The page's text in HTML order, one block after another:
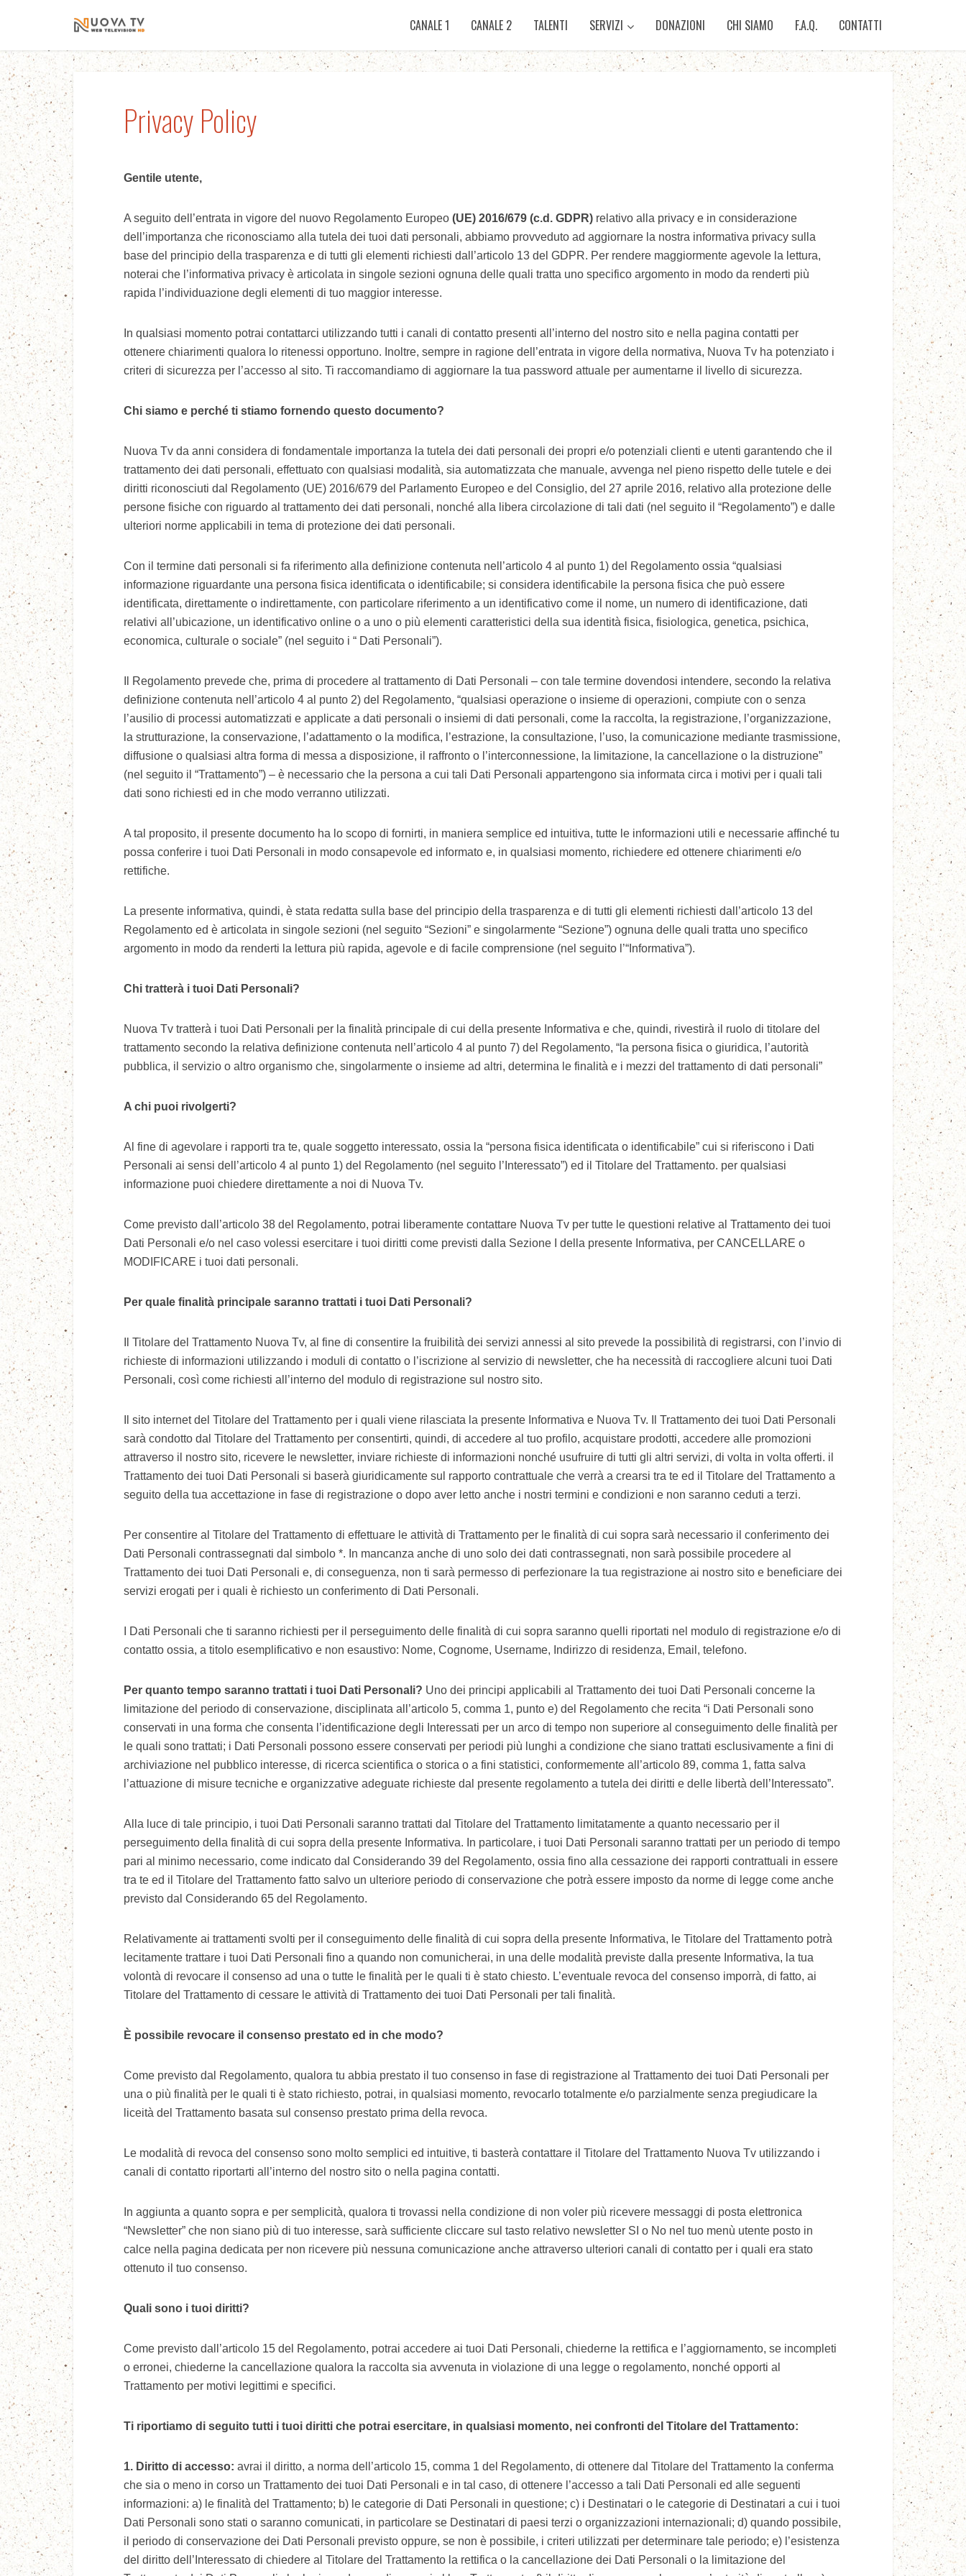
CANALE 1 CANALE 2 TALENTI SERVIZI DONAZIONI CHI SIAMO F.A.Q. CONTATTI
Privacy Policy
Gentile utente,
A seguito dell’entrata in vigore del nuovo Regolamento Europeo (UE) 2016/679 (c.d. GDPR) relativo alla privacy e in considerazione
dell’importanza che riconosciamo alla tutela dei tuoi dati personali, abbiamo provveduto ad aggiornare la nostra informativa privacy sulla
base del principio della trasparenza e di tutti gli elementi richiesti dall’articolo 13 del GDPR. Per rendere maggiormente agevole la lettura,
noterai che l’informativa privacy è articolata in singole sezioni ognuna delle quali tratta uno specifico argomento in modo da renderti più
rapida l’individuazione degli elementi di tuo maggior interesse.
In qualsiasi momento potrai contattarci utilizzando tutti i canali di contatto presenti all’interno del nostro sito e nella pagina contatti per
ottenere chiarimenti qualora lo ritenessi opportuno. Inoltre, sempre in ragione dell’entrata in vigore della normativa, Nuova Tv ha potenziato i
criteri di sicurezza per l’accesso al sito. Ti raccomandiamo di aggiornare la tua password attuale per aumentarne il livello di sicurezza.
Chi siamo e perché ti stiamo fornendo questo documento?
Nuova Tv da anni considera di fondamentale importanza la tutela dei dati personali dei propri e/o potenziali clienti e utenti garantendo che il
trattamento dei dati personali, effettuato con qualsiasi modalità, sia automatizzata che manuale, avvenga nel pieno rispetto delle tutele e dei
diritti riconosciuti dal Regolamento (UE) 2016/679 del Parlamento Europeo e del Consiglio, del 27 aprile 2016, relativo alla protezione delle
persone fisiche con riguardo al trattamento dei dati personali, nonché alla libera circolazione di tali dati (nel seguito il “Regolamento”) e dalle
ulteriori norme applicabili in tema di protezione dei dati personali.
Con il termine dati personali si fa riferimento alla definizione contenuta nell’articolo 4 al punto 1) del Regolamento ossia “qualsiasi
informazione riguardante una persona fisica identificata o identificabile; si considera identificabile la persona fisica che può essere
identificata, direttamente o indirettamente, con particolare riferimento a un identificativo come il nome, un numero di identificazione, dati
relativi all’ubicazione, un identificativo online o a uno o più elementi caratteristici della sua identità fisica, fisiologica, genetica, psichica,
economica, culturale o sociale” (nel seguito i “ Dati Personali”).
Il Regolamento prevede che, prima di procedere al trattamento di Dati Personali – con tale termine dovendosi intendere, secondo la relativa
definizione contenuta nell’articolo 4 al punto 2) del Regolamento, “qualsiasi operazione o insieme di operazioni, compiute con o senza
l’ausilio di processi automatizzati e applicate a dati personali o insiemi di dati personali, come la raccolta, la registrazione, l’organizzazione,
la strutturazione, la conservazione, l’adattamento o la modifica, l’estrazione, la consultazione, l’uso, la comunicazione mediante trasmissione,
diffusione o qualsiasi altra forma di messa a disposizione, il raffronto o l’interconnessione, la limitazione, la cancellazione o la distruzione”
(nel seguito il “Trattamento”) – è necessario che la persona a cui tali Dati Personali appartengono sia informata circa i motivi per i quali tali
dati sono richiesti ed in che modo verranno utilizzati.
A tal proposito, il presente documento ha lo scopo di fornirti, in maniera semplice ed intuitiva, tutte le informazioni utili e necessarie affinché tu
possa conferire i tuoi Dati Personali in modo consapevole ed informato e, in qualsiasi momento, richiedere ed ottenere chiarimenti e/o
rettifiche.
La presente informativa, quindi, è stata redatta sulla base del principio della trasparenza e di tutti gli elementi richiesti dall’articolo 13 del
Regolamento ed è articolata in singole sezioni (nel seguito “Sezioni” e singolarmente “Sezione”) ognuna delle quali tratta uno specifico
argomento in modo da renderti la lettura più rapida, agevole e di facile comprensione (nel seguito l’“Informativa”).
Chi tratterà i tuoi Dati Personali?
Nuova Tv tratterà i tuoi Dati Personali per la finalità principale di cui della presente Informativa e che, quindi, rivestirà il ruolo di titolare del
trattamento secondo la relativa definizione contenuta nell’articolo 4 al punto 7) del Regolamento, “la persona fisica o giuridica, l’autorità
pubblica, il servizio o altro organismo che, singolarmente o insieme ad altri, determina le finalità e i mezzi del trattamento di dati personali”
A chi puoi rivolgerti?
Al fine di agevolare i rapporti tra te, quale soggetto interessato, ossia la “persona fisica identificata o identificabile” cui si riferiscono i Dati
Personali ai sensi dell’articolo 4 al punto 1) del Regolamento (nel seguito l’Interessato”) ed il Titolare del Trattamento. per qualsiasi
informazione puoi chiedere direttamente a noi di Nuova Tv.
Come previsto dall’articolo 38 del Regolamento, potrai liberamente contattare Nuova Tv per tutte le questioni relative al Trattamento dei tuoi
Dati Personali e/o nel caso volessi esercitare i tuoi diritti come previsti dalla Sezione I della presente Informativa, per CANCELLARE o
MODIFICARE i tuoi dati personali.
Per quale finalità principale saranno trattati i tuoi Dati Personali?
Il Titolare del Trattamento Nuova Tv, al fine di consentire la fruibilità dei servizi annessi al sito prevede la possibilità di registrarsi, con l’invio di
richieste di informazioni utilizzando i moduli di contatto o l’iscrizione al servizio di newsletter, che ha necessità di raccogliere alcuni tuoi Dati
Personali, così come richiesti all’interno del modulo di registrazione sul nostro sito.
Il sito internet del Titolare del Trattamento per i quali viene rilasciata la presente Informativa e Nuova Tv. Il Trattamento dei tuoi Dati Personali
sarà condotto dal Titolare del Trattamento per consentirti, quindi, di accedere al tuo profilo, acquistare prodotti, accedere alle promozioni
attraverso il nostro sito, ricevere le newsletter, inviare richieste di informazioni nonché usufruire di tutti gli altri servizi, di volta in volta offerti. il
Trattamento dei tuoi Dati Personali si baserà giuridicamente sul rapporto contrattuale che verrà a crearsi tra te ed il Titolare del Trattamento a
seguito della tua accettazione in fase di registrazione o dopo aver letto anche i nostri termini e condizioni e non saranno ceduti a terzi.
Per consentire al Titolare del Trattamento di effettuare le attività di Trattamento per le finalità di cui sopra sarà necessario il conferimento dei
Dati Personali contrassegnati dal simbolo *. In mancanza anche di uno solo dei dati contrassegnati, non sarà possibile procedere al
Trattamento dei tuoi Dati Personali e, di conseguenza, non ti sarà permesso di perfezionare la tua registrazione ai nostro sito e beneficiare dei
servizi erogati per i quali è richiesto un conferimento di Dati Personali.
I Dati Personali che ti saranno richiesti per il perseguimento delle finalità di cui sopra saranno quelli riportati nel modulo di registrazione e/o di
contatto ossia, a titolo esemplificativo e non esaustivo: Nome, Cognome, Username, Indirizzo di residenza, Email, telefono.
Per quanto tempo saranno trattati i tuoi Dati Personali? Uno dei principi applicabili al Trattamento dei tuoi Dati Personali concerne la
limitazione del periodo di conservazione, disciplinata all’articolo 5, comma 1, punto e) del Regolamento che recita “i Dati Personali sono
conservati in una forma che consenta l’identificazione degli Interessati per un arco di tempo non superiore al conseguimento delle finalità per
le quali sono trattati; i Dati Personali possono essere conservati per periodi più lunghi a condizione che siano trattati esclusivamente a fini di
archiviazione nel pubblico interesse, di ricerca scientifica o storica o a fini statistici, conformemente all’articolo 89, comma 1, fatta salva
l’attuazione di misure tecniche e organizzative adeguate richieste dal presente regolamento a tutela dei diritti e delle libertà dell’Interessato”.
Alla luce di tale principio, i tuoi Dati Personali saranno trattati dal Titolare del Trattamento limitatamente a quanto necessario per il
perseguimento della finalità di cui sopra della presente Informativa. In particolare, i tuoi Dati Personali saranno trattati per un periodo di tempo
pari al minimo necessario, come indicato dal Considerando 39 del Regolamento, ossia fino alla cessazione dei rapporti contrattuali in essere
tra te ed il Titolare del Trattamento fatto salvo un ulteriore periodo di conservazione che potrà essere imposto da norme di legge come anche
previsto dal Considerando 65 del Regolamento.
Relativamente ai trattamenti svolti per il conseguimento delle finalità di cui sopra della presente Informativa, le Titolare del Trattamento potrà
lecitamente trattare i tuoi Dati Personali fino a quando non comunicherai, in una delle modalità previste dalla presente Informativa, la tua
volontà di revocare il consenso ad una o tutte le finalità per le quali ti è stato chiesto. L’eventuale revoca del consenso imporrà, di fatto, ai
Titolare del Trattamento di cessare le attività di Trattamento dei tuoi Dati Personali per tali finalità.
È possibile revocare il consenso prestato ed in che modo?
Come previsto dal Regolamento, qualora tu abbia prestato il tuo consenso in fase di registrazione al Trattamento dei tuoi Dati Personali per
una o più finalità per le quali ti è stato richiesto, potrai, in qualsiasi momento, revocarlo totalmente e/o parzialmente senza pregiudicare la
liceità del Trattamento basata sul consenso prestato prima della revoca.
Le modalità di revoca del consenso sono molto semplici ed intuitive, ti basterà contattare il Titolare del Trattamento Nuova Tv utilizzando i
canali di contatto riportarti all’interno del nostro sito o nella pagina contatti.
In aggiunta a quanto sopra e per semplicità, qualora ti trovassi nella condizione di non voler più ricevere messaggi di posta elettronica
“Newsletter” che non siano più di tuo interesse, sarà sufficiente cliccare sul tasto relativo newsletter SI o No nel tuo menù utente posto in
calce nella pagina dedicata per non ricevere più nessuna comunicazione anche attraverso ulteriori canali di contatto per i quali era stato
ottenuto il tuo consenso.
Quali sono i tuoi diritti?
Come previsto dall’articolo 15 del Regolamento, potrai accedere ai tuoi Dati Personali, chiederne la rettifica e l’aggiornamento, se incompleti
o erronei, chiederne la cancellazione qualora la raccolta sia avvenuta in violazione di una legge o regolamento, nonché opporti al
Trattamento per motivi legittimi e specifici.
Ti riportiamo di seguito tutti i tuoi diritti che potrai esercitare, in qualsiasi momento, nei confronti del Titolare del Trattamento:
1. Diritto di accesso: avrai il diritto, a norma dell’articolo 15, comma 1 del Regolamento, di ottenere dal Titolare del Trattamento la conferma
che sia o meno in corso un Trattamento dei tuoi Dati Personali e in tal caso, di ottenere l’accesso a tali Dati Personali ed alle seguenti
informazioni: a) le finalità del Trattamento; b) le categorie di Dati Personali in questione; c) i Destinatari o le categorie di Destinatari a cui i tuoi
Dati Personali sono stati o saranno comunicati, in particolare se Destinatari di paesi terzi o organizzazioni internazionali; d) quando possibile,
il periodo di conservazione dei Dati Personali previsto oppure, se non è possibile, i criteri utilizzati per determinare tale periodo; e) l’esistenza
del diritto dell’Interessato di chiedere al Titolare del Trattamento la rettifica o la cancellazione dei Dati Personali o la limitazione del